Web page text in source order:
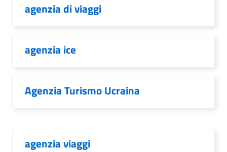
agenzia di viaggi
agenzia ice
Agenzia Turismo Ucraina
agenzia viaggi